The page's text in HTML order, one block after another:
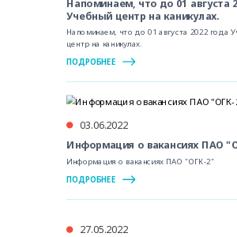
Напоминаем, что до 01 августа
Учебный центр на каникулах.
Напоминаем, что до 01 августа 2022 года
центр на каникулах.
ПОДРОБНЕЕ
03.06.2022
Информация о вакансиях ПАО
Информация о вакансиях ПАО "ОГК-2"
ПОДРОБНЕЕ
27.05.2022